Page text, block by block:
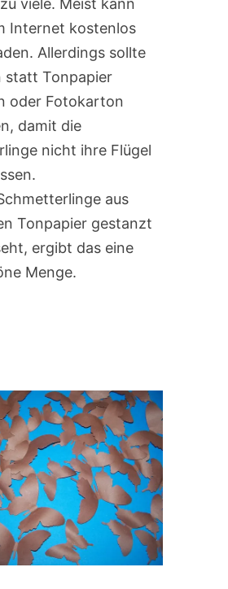
viele. Meist kann
Internet kostenlos
Allerdings sollte
statt Tonpapier
oder Fotokarton
damit die
nicht ihre Flügel
aus
Tonpapier gestanzt
ergibt das eine
Menge.